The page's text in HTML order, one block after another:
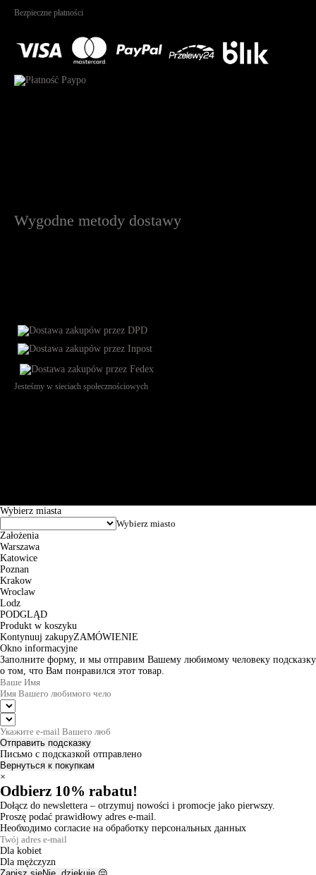
Bezpieczne płatności
Wygodne metody dostawy
Jesteśmy w sieciach społecznościowych
Wybierz miasta
Założenia
Warszawa
Katowice
Poznan
Krakow
Wroclaw
Lodz
PODGLĄD
Produkt w koszyku
Kontynuuj zakupyZAMÓWIENIE
Okno informacyjne
Заполните форму, и мы отправим Вашему любимому человеку подсказку
о том, что Вам понравился этот товар.
Отправить подсказку
Письмо с подсказкой отправлено
Вернуться к покупкам
×
Odbierz 10% rabatu!
Dołącz do newslettera – otrzymuj nowości i promocje jako pierwszy.
Proszę podać prawidłowy adres e-mail.
Необходимо согласие на обработку персональных данных
Dla kobiet
Dla mężczyzn